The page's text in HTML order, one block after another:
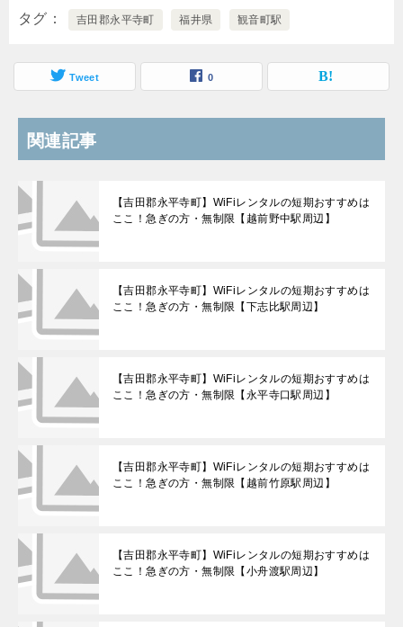
タグ 吉田郡永平寺町 福井県 観音町駅
Tweet 0
関連記事
【吉田郡永平寺町】WiFiレンタルの短期おすすめは
ここ！急ぎの方・無制限【越前野中駅周辺】
【吉田郡永平寺町】WiFiレンタルの短期おすすめは
ここ！急ぎの方・無制限【下志比駅周辺】
【吉田郡永平寺町】WiFiレンタルの短期おすすめは
ここ！急ぎの方・無制限【永平寺口駅周辺】
【吉田郡永平寺町】WiFiレンタルの短期おすすめは
ここ！急ぎの方・無制限【越前竹原駅周辺】
【吉田郡永平寺町】WiFiレンタルの短期おすすめは
ここ！急ぎの方・無制限【小舟渡駅周辺】